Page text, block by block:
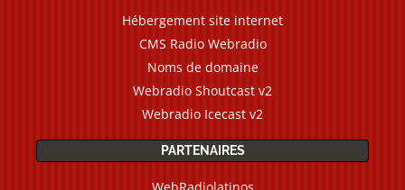
Hébergement site internet
CMS Radio Webradio
Noms de domaine
Webradio Shoutcast v2
Webradio Icecast v2
PARTENAIRES